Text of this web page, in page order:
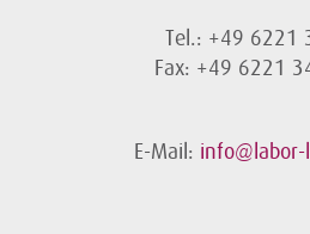
Tel.: +49 6221
Fax: +49 6221
E-Mail: